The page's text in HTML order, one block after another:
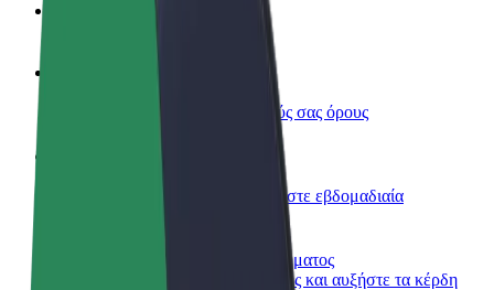
Συχνές Ερωτήσεις
Κερδίστε χρήματα με τους δικούς σας όρους
Παραδώστε φαγητό και πληρώνεστε εβδομαδιαία
Προσθήκη εστιατορίου ή καταστήματος
Πλησιάστε περισσότερους πελάτες και αυξήστε τα κέρδη